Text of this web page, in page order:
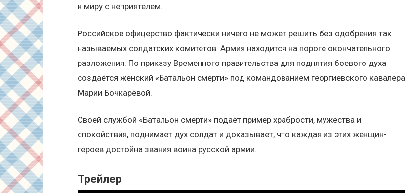
к миру с неприятелем.
Российское офицерство фактически ничего не может решить без одобрения так
называемых солдатских комитетов. Армия находится на пороге окончательного
разложения. По приказу Временного правительства для поднятия боевого духа
создаётся женский «Батальон смерти» под командованием георгиевского кавалера
Марии Бочкарёвой.
Своей службой «Батальон смерти» подаёт пример храбрости, мужества и
спокойствия, поднимает дух солдат и доказывает, что каждая из этих женщин-
героев достойна звания воина русской армии.
Трейлер